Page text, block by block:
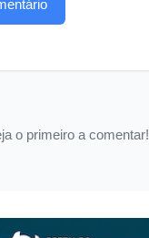
o primeiro a comentar!